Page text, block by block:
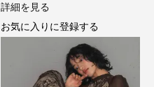
詳細を見る
お気に入りに登録する